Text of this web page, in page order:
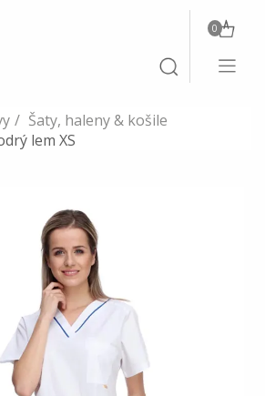
Toggle
search
0
Toggle
Šaty, haleny & košile
lem XS